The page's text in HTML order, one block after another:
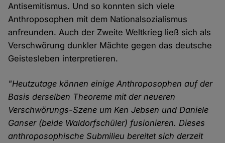
Antisemitismus. Und so konnten sich viele
Anthroposophen mit dem Nationalsozialismus
anfreunden. Auch der Zweite Weltkrieg ließ sich als
Verschwörung dunkler Mächte gegen das deutsche
Geistesleben interpretieren.
"Heutzutage können einige Anthroposophen auf der
Basis derselben Theoreme mit der neueren
Verschwörungs-Szene um Ken Jebsen und Daniele
Ganser (beide Waldorfschüler) fusionieren. Dieses
anthroposophische Submilieu bereitet sich derzeit